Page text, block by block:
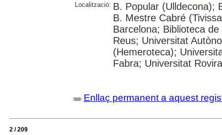
Localització: B. Popular (Ulldecona);
B. Mestre Cabré
Barcelona; Biblioteca
Reus; Universitat
(Hemeroteca);
Fabra; Universitat
Enllaç permanent a aquest
2 / 209